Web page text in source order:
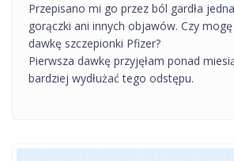
Przepisano mi go przez ból gardła
gorączki ani innych objawów. Czy
dawkę szczepionki Pfizer?
Pierwsza dawkę przyjęłam ponad
bardziej wydłużać tego odstępu.